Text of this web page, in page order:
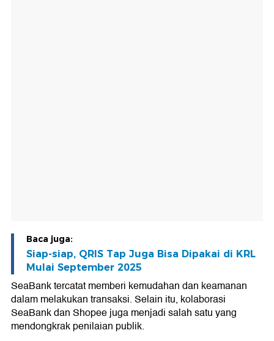
Baca juga:
Siap-siap, QRIS Tap Juga Bisa Dipakai di KRL
Mulai September 2025
SeaBank tercatat memberi kemudahan dan keamanan
dalam melakukan transaksi. Selain itu, kolaborasi
SeaBank dan Shopee juga menjadi salah satu yang
mendongkrak penilaian publik.